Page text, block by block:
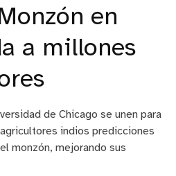
en
a millones
de Chicago se unen para
indios predicciones
monzón, mejorando sus